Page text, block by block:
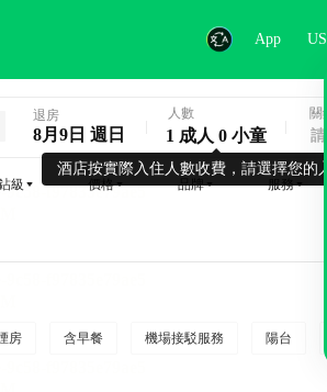
App
退房
8月9日 週日
酒店按實際入住人數收費，請選擇您的
人數
1 成人 0 小童
關
級 價格 品牌 服務
房 含早餐 機場接駁服務 陽台